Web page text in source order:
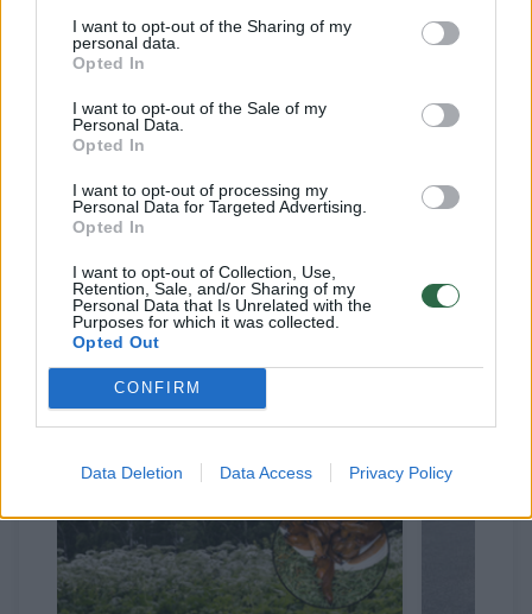
I want to opt-out of the Sharing of my
personal data.
Opted In
I want to opt-out of the Sale of my
Personal Data.
Opted In
I want to opt-out of processing my
Personal Data for Targeted Advertising.
Opted In
I want to opt-out of Collection, Use,
Retention, Sale, and/or Sharing of my
Personal Data that Is Unrelated with the
Purposes for which it was collected.
Opted Out
CONFIRM
Data Deletion Data Access Privacy Policy
Dambrauskas „Facebook“ paskelbė, jog VMU
teismui pateikė dar vieną prašymą. Šį kartą
reikalavimo užtikrinimo priemones, arba
įpareigoti fondą įmokėti net 9 mln. Eur vertės
nuostolių atlyginimo užstatą.
„Valstybinių miškų urėdija pateikė teismui
naują prašymą.
Susiję straipsniai